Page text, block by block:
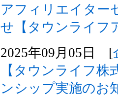
アフィリエイター
せ【タウンライフ
2025年09月05日 [
【タウンライフ株
ンシップ実施のお